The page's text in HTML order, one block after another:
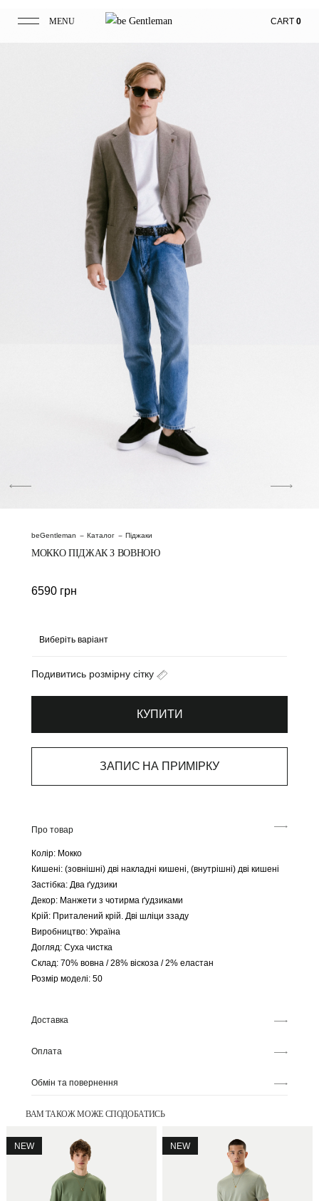
MENU CART 0
beGentleman Каталог Піджаки
МОККО ПІДЖАК З ВОВНОЮ
6590 грн
Подивитись розмірну сітку
КУПИТИ
ЗАПИС НА ПРИМІРКУ
Про товар
Колір: Мокко
Кишені: (зовнішні) дві накладні кишені, (внутрішні) дві кишені
Застібка: Два ґудзики
Декор: Манжети з чотирма ґудзиками
Крій: Приталений крій. Дві шліци ззаду
Виробництво: Україна
Догляд: Суха чистка
Склад: 70% вовна / 28% віскоза / 2% еластан
Розмір моделі: 50
Доставка
Оплата
Обмін та повернення
ВАМ ТАКОЖ МОЖЕ СПОДОБАТИСЬ
NEW NEW